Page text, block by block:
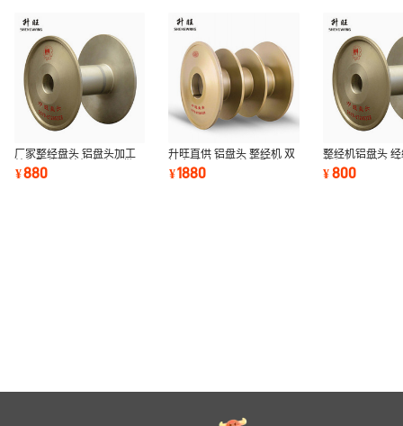
厂家整经盘头 铝盘头加工
纺机配件经编机盘头直供
¥880
升旺直供 铝盘头 整经机 双
针床 高速机 经编机配件
¥1880
整经机铝盘头
整经机 双针床
迈耶
¥800